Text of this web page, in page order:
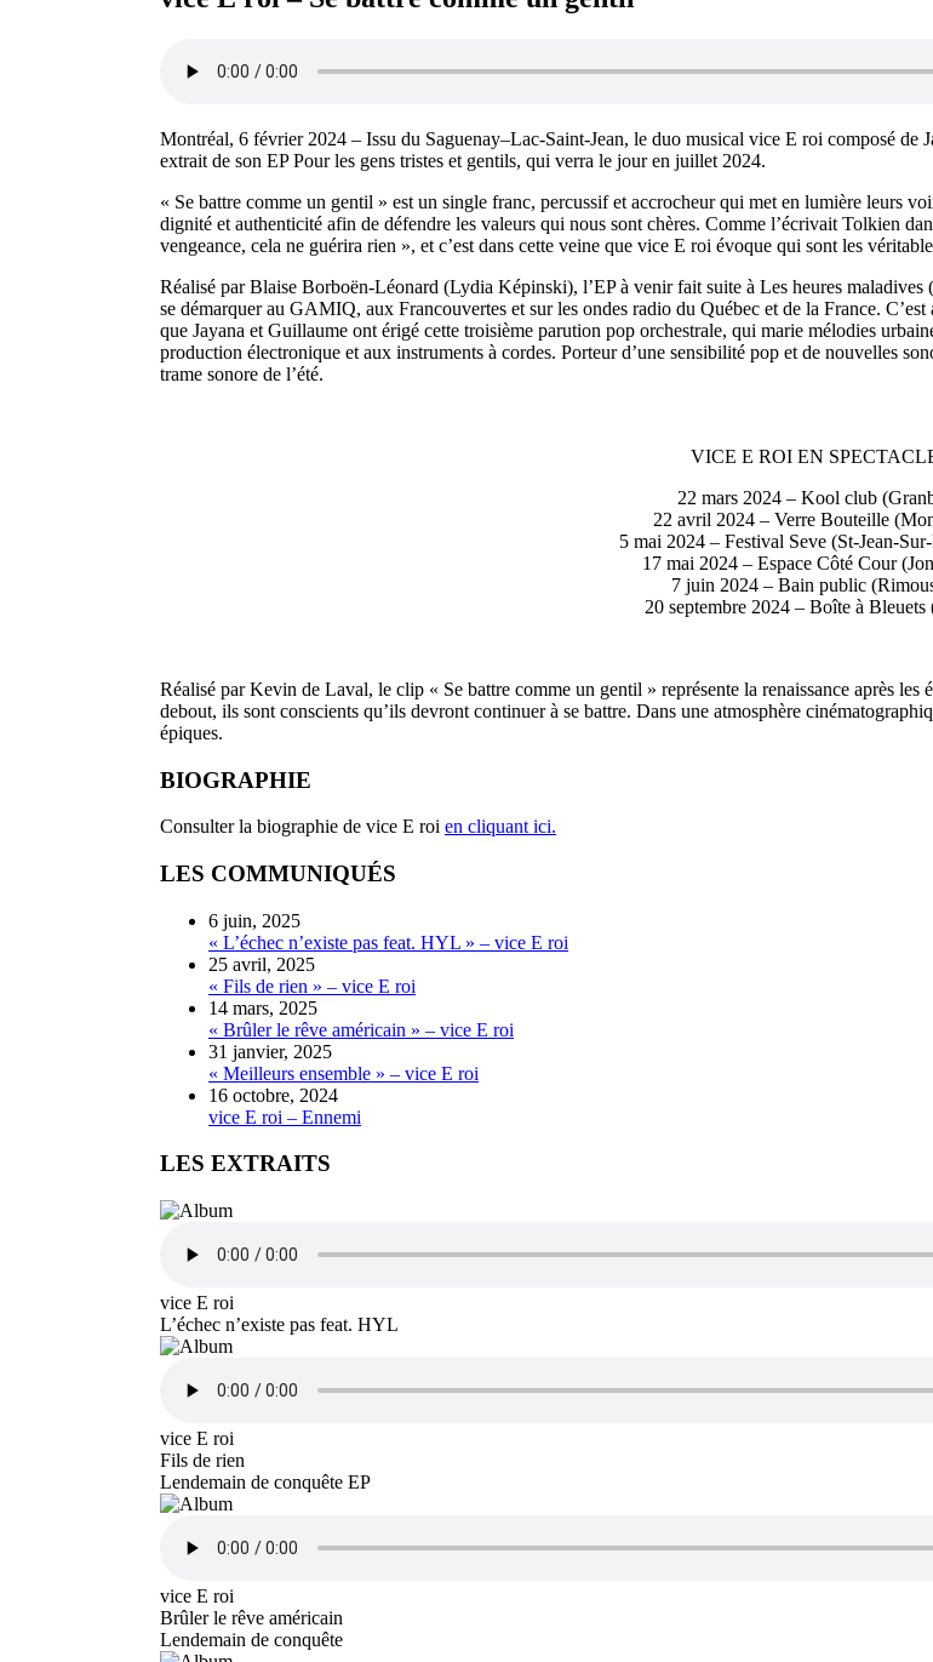
Montréal, 6 février 2024 – Issu du Saguenay–Lac-Saint-Jean, le duo musical vice E roi composé
extrait de son EP Pour les gens tristes et gentils, qui verra le jour en juillet 2024.
« Se battre comme un gentil » est un single franc, percussif et accrocheur qui met en lumière leurs
dignité et authenticité afin de défendre les valeurs qui nous sont chères. Comme l’écrivait Tolkien
vengeance, cela ne guérira rien », et c’est dans cette veine que vice E roi évoque qui sont les
Réalisé par Blaise Borboën-Léonard (Lydia Képinski), l’EP à venir fait suite à Les heures
se démarquer au GAMIQ, aux Francouvertes et sur les ondes radio du Québec et de la France.
que Jayana et Guillaume ont érigé cette troisième parution pop orchestrale, qui marie mélodies
production électronique et aux instruments à cordes. Porteur d’une sensibilité pop et de nouvelles
trame sonore de l’été.
VICE E ROI EN
22 mars 2024 – Kool club
22 avril 2024 – Verre Bouteille
5 mai 2024 – Festival Seve (St-Jean-
17 mai 2024 – Espace Côté Cour
7 juin 2024 – Bain public
20 septembre 2024 – Boîte à
Réalisé par Kevin de Laval, le clip « Se battre comme un gentil » représente la renaissance après
debout, ils sont conscients qu’ils devront continuer à se battre. Dans une atmosphère
épiques.
BIOGRAPHIE
Consulter la biographie de vice E roi en cliquant ici.
LES COMMUNIQUÉS
6 juin, 2025
« L’échec n’existe pas feat. HYL » – vice E roi
25 avril, 2025
« Fils de rien » – vice E roi
14 mars, 2025
« Brûler le rêve américain » – vice E roi
31 janvier, 2025
« Meilleurs ensemble » – vice E roi
16 octobre, 2024
vice E roi – Ennemi
LES EXTRAITS
vice E roi
L’échec n’existe pas feat. HYL
vice E roi
Fils de rien
Lendemain de conquête EP
vice E roi
Brûler le rêve américain
Lendemain de conquête